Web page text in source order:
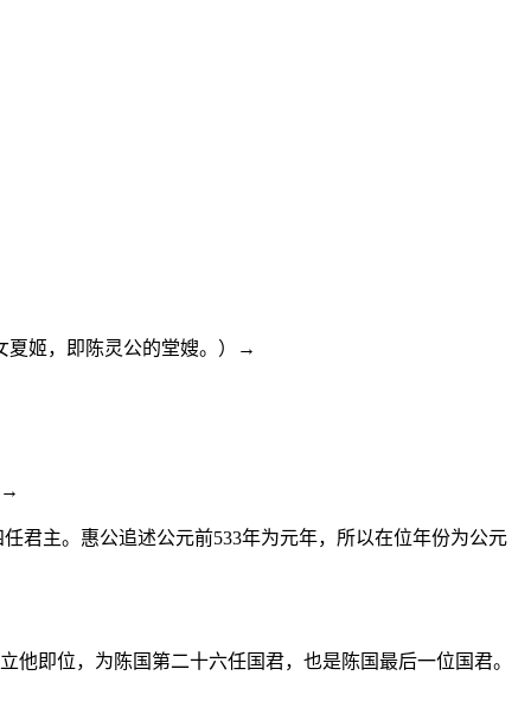
夏姬，即陈灵公的堂嫂。）→
→
君主。惠公追述公元前533年为元年，所以在位年份为公元
即位，为陈国第二十六任国君，也是陈国最后一位国君。